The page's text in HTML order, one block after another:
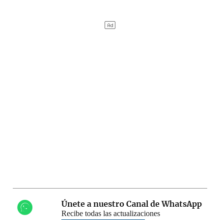
Únete a nuestro Canal de WhatsApp
Recibe todas las actualizaciones